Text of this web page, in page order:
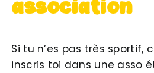
association
Si tu n’es pas très sportif,
inscris toi dans une asso